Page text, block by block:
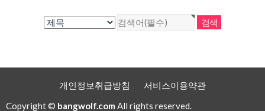
개인정보취급방침
서비스이용약관
Copyright © bangwolf.com All rights reserved.